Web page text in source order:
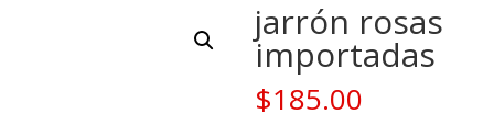
jarrón rosas
importadas
$185.00